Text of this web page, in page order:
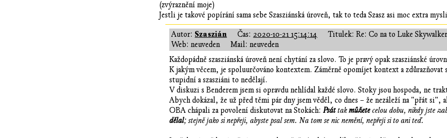
(zvýraznění moje)
Jestli je takové popírání sama sebe Szasziánská úroveň, tak to teda Szasz asi moc extra
Autor: Szaszián Čas: 2020-10-21 15:14:14 Titulek: Re: Co na to Luke
Web: neuveden
Mail: neuveden
Každopádně szasziánská úroveň není chytání za slovo. To je pravý opak szasziánské
K jakým věcem, je spoluurčováno kontextem. Záměrně opomíjet kontext a
stupidní a szasziáni to nedělají.
V diskuzi s Benderem jsem si opravdu nehlídal každé slovo. Stoky jsou hospoda, ne
Abych dokázal, že už před těmi pár dny jsem věděl, co dnes – že nezáleží na "přát
OBA chápali za povolení diskutovat na Stokách:Psáttakmůžetecelou dobu, nikdy jste
dělal; stejně jako si nepřeji, abyste psal sem. Na tom se nic nemění, nepřeji si to ani teď.